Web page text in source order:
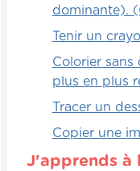
dominante).
Tenir un
Colorier
plus en plus
Tracer un
Copier une
J'apprends à